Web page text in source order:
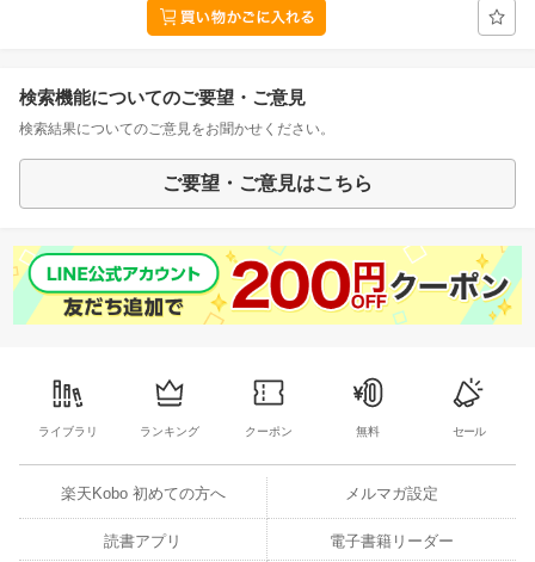
検索機能についてのご要望・ご意見
検索結果についてのご意見をお聞かせください。
ご要望・ご意見はこちら
ライブラリ ランキング クーポン 無料 セール
楽天Kobo 初めての方へ メルマガ設定
読書アプリ 電子書籍リーダー